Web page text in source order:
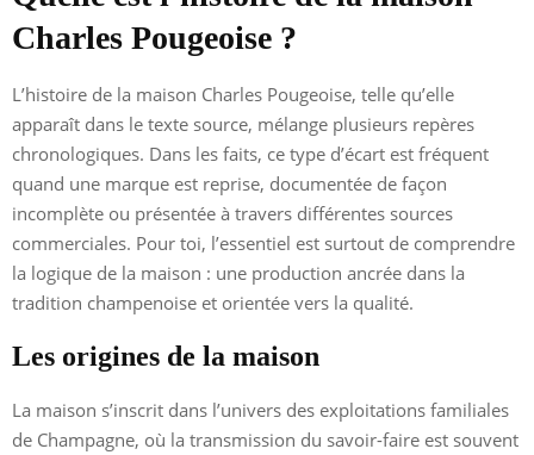
Charles Pougeoise ?
L’histoire de la maison Charles Pougeoise, telle qu’elle
apparaît dans le texte source, mélange plusieurs repères
chronologiques. Dans les faits, ce type d’écart est fréquent
quand une marque est reprise, documentée de façon
incomplète ou présentée à travers différentes sources
commerciales. Pour toi, l’essentiel est surtout de comprendre
la logique de la maison : une production ancrée dans la
tradition champenoise et orientée vers la qualité.
Les origines de la maison
La maison s’inscrit dans l’univers des exploitations familiales
de Champagne, où la transmission du savoir-faire est souvent